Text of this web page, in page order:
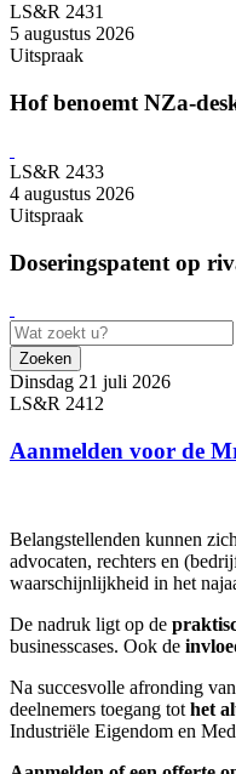
LS&R 2431
5 augustus 2026
Uitspraak
Hof benoemt NZa-
LS&R 2433
4 augustus 2026
Uitspraak
Doseringspatent op
Zoeken
Dinsdag 21 juli 2026
LS&R 2412
Aanmelden voor de
Belangstellenden kunnen
advocaten, rechters en
waarschijnlijkheid in het
De nadruk ligt op de
businesscases. Ook de
Na succesvolle afronding
deelnemers toegang tot het
Industriële Eigendom en